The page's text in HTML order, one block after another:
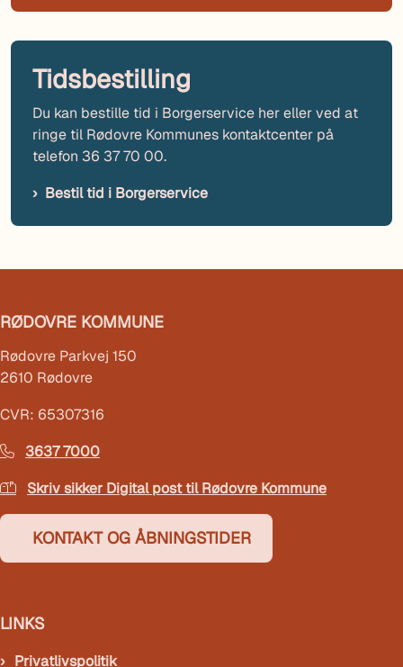
Tidsbestilling
Du kan bestille tid i Borgerservice her eller ved at
ringe til Rødovre Kommunes kontaktcenter på
telefon 36 37 70 00.
Bestil tid i Borgerservice
RØDOVRE KOMMUNE
Rødovre Parkvej 150
2610 Rødovre
CVR: 65307316
3637 7000
Skriv sikker Digital post til Rødovre Kommune
KONTAKT OG ÅBNINGSTIDER
LINKS
Privatlivspolitik